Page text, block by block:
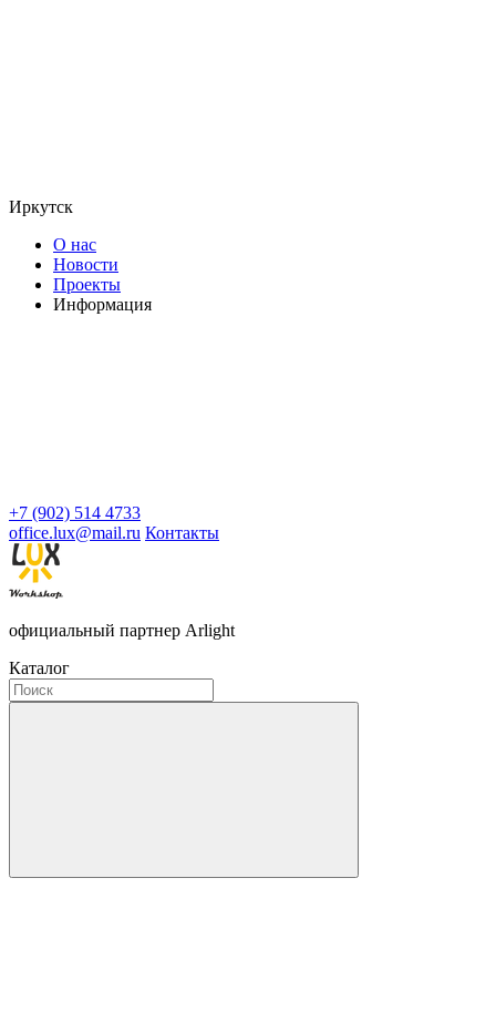
Иркутск
О нас
Новости
Проекты
Информация
+7 (902) 514 4733
office.lux@mail.ru Контакты
официальный партнер Arlight
Каталог